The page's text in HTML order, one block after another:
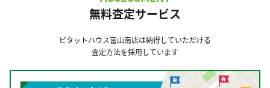
無料査定サービス
ピタットハウス富山南店は納得していただける
査定方法を採用しています